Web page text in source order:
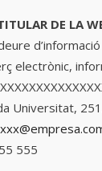
DE LA
electrònic,
Universitat,
555